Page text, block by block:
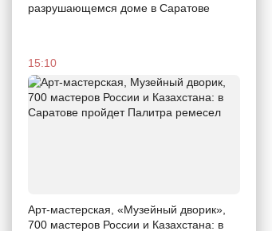
разрушающемся доме в Саратове
15:10
Арт-мастерская, «Музейный дворик»,
700 мастеров России и Казахстана: в